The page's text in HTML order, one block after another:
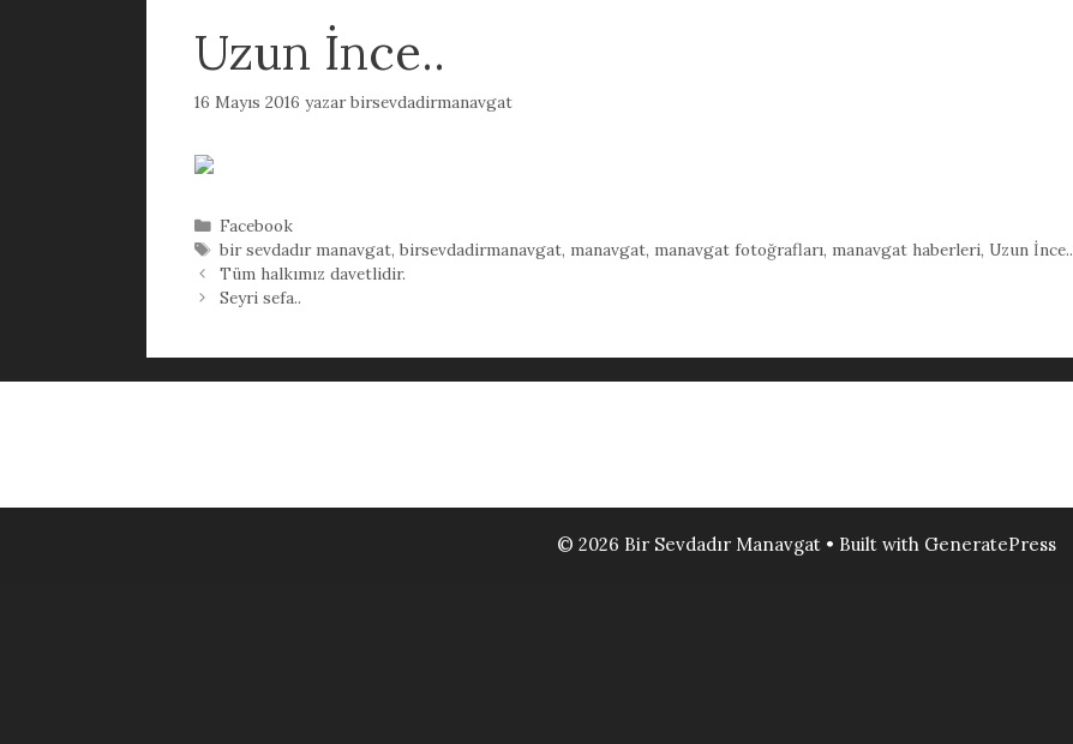
Uzun İnce..
16 Mayıs 2016 yazarbirsevdadirmanavgat
Kategoriler
Facebook
Etiketler
bir sevdadır manavgat,birsevdadirmanavgat, manavgat, manavgat fotoğrafları, manavgat haberleri, Uzun İnce..
Tüm halkımız davetlidir.
Seyri sefa..
© 2026 Bir Sevdadır Manavgat • Built with GeneratePress